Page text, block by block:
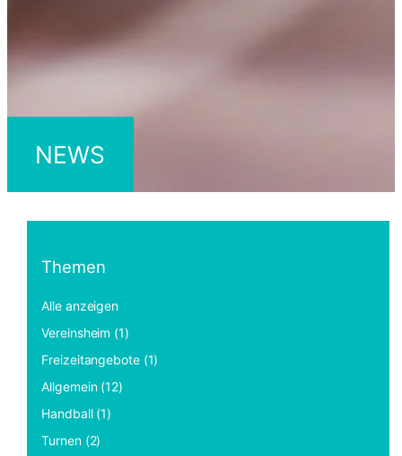
NEWS
Themen
Alle anzeigen
Vereinsheim (1)
Freizeitangebote (1)
Allgemein (12)
Handball (1)
Turnen (2)